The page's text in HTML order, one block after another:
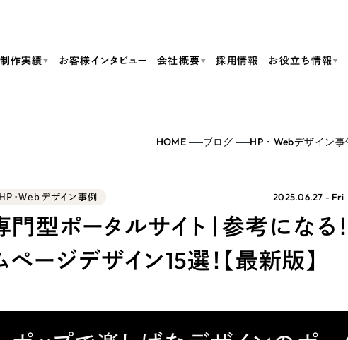
ブランドサイト制作
ェクト マーケティング代行
援
リープ・
完全成功報
知）
制作実績
コーポレート・企業サイト
求人・採用サイト
ECサイト（オンラインショップ） （43件）
ポータルサイト・メディアサイト （39件）
ブランディング（ロゴ・印刷物） （90件）
お客様インタビュー 会社概要
代表挨拶 SDGsへの取り組み
メディア掲載・取材依頼 新着情報
採用情報 お役立ち情報
お役立ち資料
すぐに使える資料をダウンロード
Webデザイン・Webマーケティングに関する情報を発信
広報ブログ
Web Produce
採用サイト制作
ブランドサイト制作
ブランディング支援
HOME ブログ HP・Webデザイン事
HP・Webデザイン事例 2025.06.27 - Fri
門型ポータルサイト｜参考になる
ページデザイン15選！【最新版】